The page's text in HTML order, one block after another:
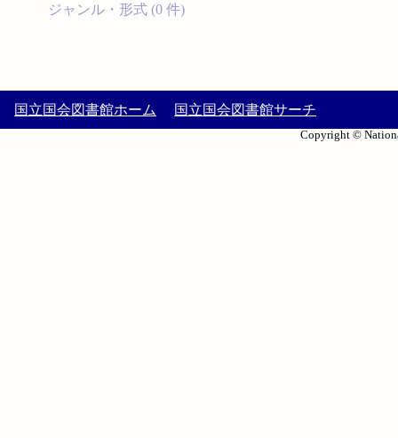
ジャンル・形式 (0 件)
国立国会図書館ホーム 国立国会図書館サーチ
Copyright ©